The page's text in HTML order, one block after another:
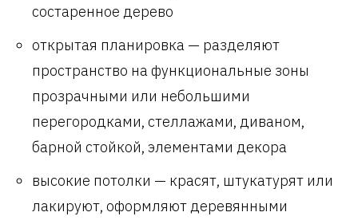
состаренное дерево
открытая планировка — разделяют
пространство на функциональные зоны
прозрачными или небольшими
перегородками, стеллажами, диваном,
барной стойкой, элементами декора
высокие потолки — красят, штукатурят или
лакируют, оформляют деревянными